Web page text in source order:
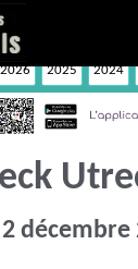
2026 2025 2024
décembre